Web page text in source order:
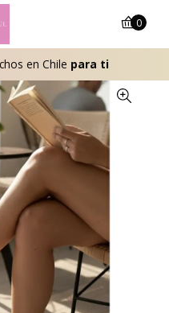
en Chile para ti
0